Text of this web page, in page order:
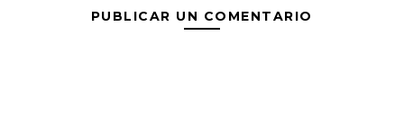
PUBLICAR UN COMENTARIO